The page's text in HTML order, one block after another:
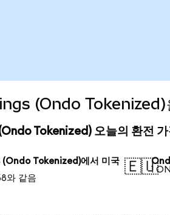
(Ondo Tokenized)을
Tokenized) 오늘의 환전 가
Tokenized)에서 미국
와 같음
🇪🇺
1